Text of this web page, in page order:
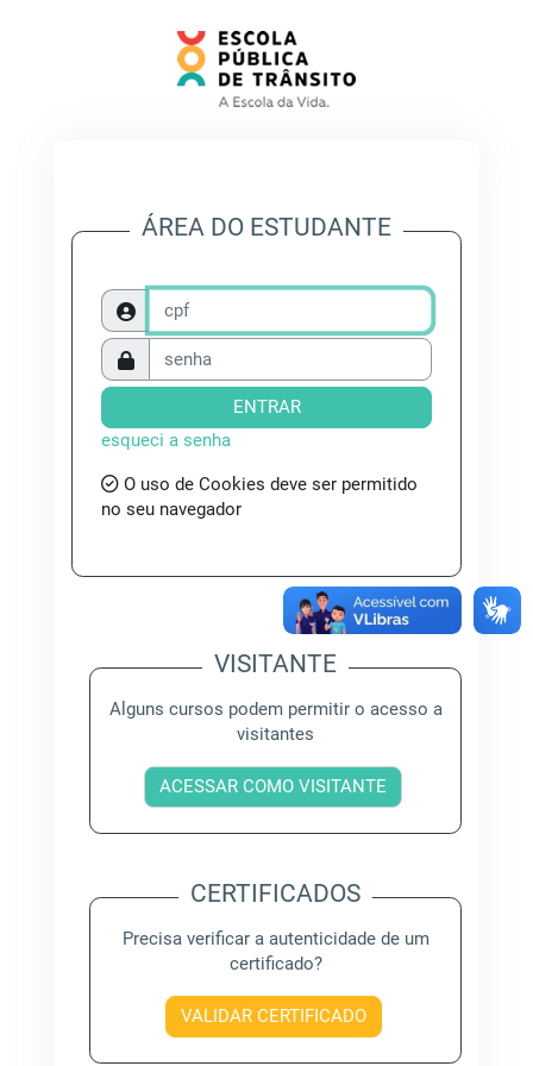
ÁREA DO ESTUDANTE
cpf
senha
ENTRAR
esqueci a senha
O uso de Cookies deve ser permitido
no seu navegador
VISITANTE
Alguns cursos podem permitir o acesso a
visitantes
ACESSAR COMO VISITANTE
CERTIFICADOS
Precisa verificar a autenticidade de um
certificado?
VALIDAR CERTIFICADO